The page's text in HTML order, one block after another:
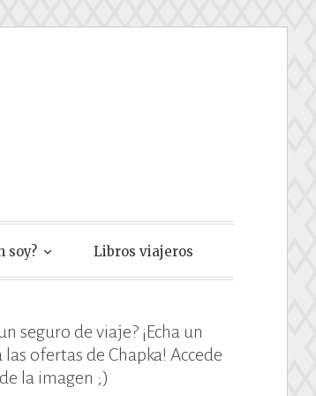
soy? Libros viajeros
seguro de viaje? ¡Echa un
las ofertas de Chapka! Accede
la imagen ;)